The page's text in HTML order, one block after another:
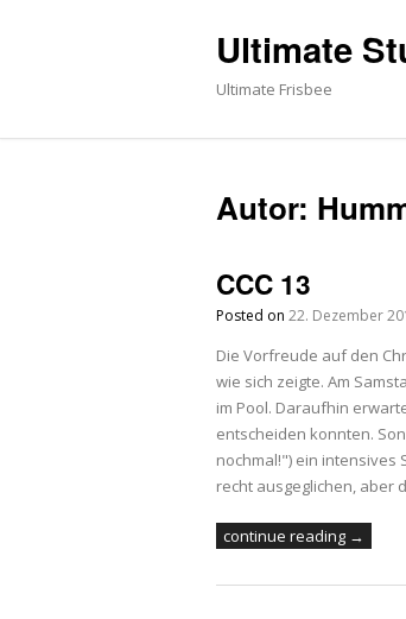
Ultimate
Ultimate Frisbee
Autor:
CCC 13
Posted on 22. Dezember
Die Vorfreude auf den
wie sich zeigte. Am
im Pool. Daraufhin
entscheiden konnten.
nochmal!") ein intensives
recht ausgeglichen, aber
continue reading →